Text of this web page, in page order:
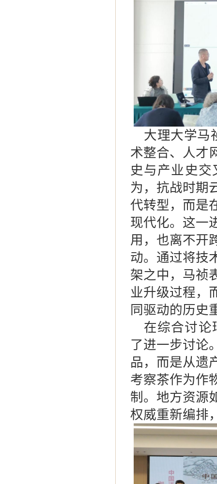
大理大学马
术整合、人才
史与产业史
为，抗战时期
代转型，而是
现代化。这一
用，也离不开
动。通过将技
架之中，马祯
业升级过程，
同驱动的历史
在综合讨论
了进一步讨论
品，而是从遗
考察茶作为作
制。地方资源
权威重新编排